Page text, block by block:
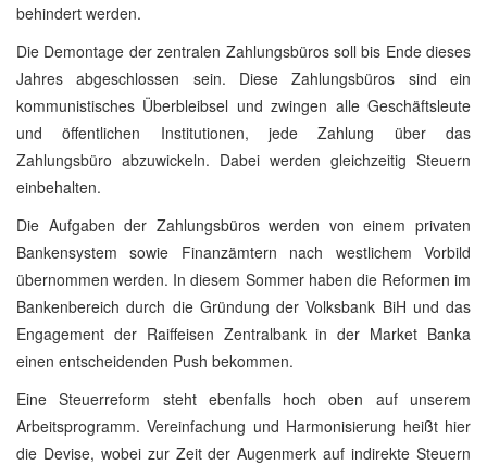
behindert werden.
Die Demontage der zentralen Zahlungsbüros soll bis Ende dieses
Jahres abgeschlossen sein. Diese Zahlungsbüros sind ein
kommunistisches Überbleibsel und zwingen alle Geschäftsleute
und öffentlichen Institutionen, jede Zahlung über das
Zahlungsbüro abzuwickeln. Dabei werden gleichzeitig Steuern
einbehalten.
Die Aufgaben der Zahlungsbüros werden von einem privaten
Bankensystem sowie Finanzämtern nach westlichem Vorbild
übernommen werden. In diesem Sommer haben die Reformen im
Bankenbereich durch die Gründung der Volksbank BiH und das
Engagement der Raiffeisen Zentralbank in der Market Banka
einen entscheidenden Push bekommen.
Eine Steuerreform steht ebenfalls hoch oben auf unserem
Arbeitsprogramm. Vereinfachung und Harmonisierung heißt hier
die Devise, wobei zur Zeit der Augenmerk auf indirekte Steuern